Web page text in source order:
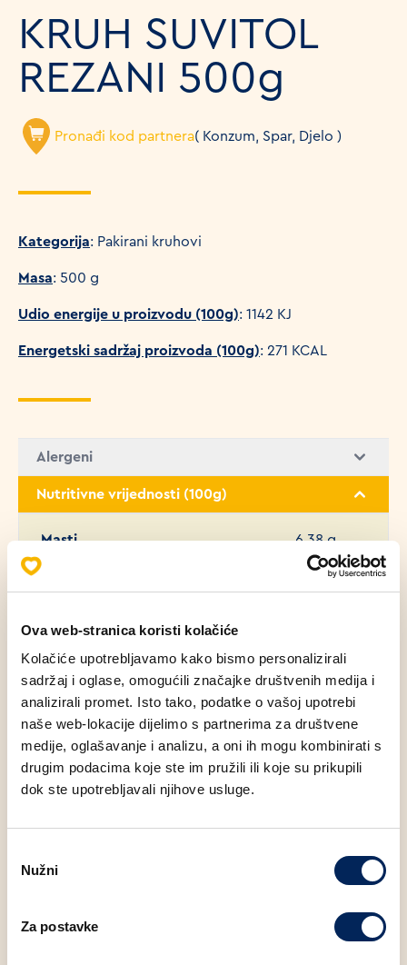
Ova web-stranica koristi kolačiće
Kolačiće upotrebljavamo kako bismo personalizirali
sadržaj i oglase, omogućili značajke društvenih medija i
analizirali promet. Isto tako, podatke o vašoj upotrebi
naše web-lokacije dijelimo s partnerima za društvene
medije, oglašavanje i analizu, a oni ih mogu kombinirati s
drugim podacima koje ste im pružili ili koje su prikupili
dok ste upotrebljavali njihove usluge.
pristanka
Nužni
Za postavke
KRUH SUVITOL
REZANI 500g
Pronađi kod partnera( Konzum, Spar, Djelo )
Kategorija: Pakirani kruhovi
Masa: 500 g
Udio energije u proizvodu (100g): 1142 KJ
Energetski sadržaj proizvoda (100g): 271 KCAL
Alergeni
Nutritivne vrijednosti (100g)
Masti 6.38 g
Zasićene masne kiseline 2.23 g
Bjelančevine 12.28 g
Sol 1.40 g
Šećer
Moglo bi Vas zanimati